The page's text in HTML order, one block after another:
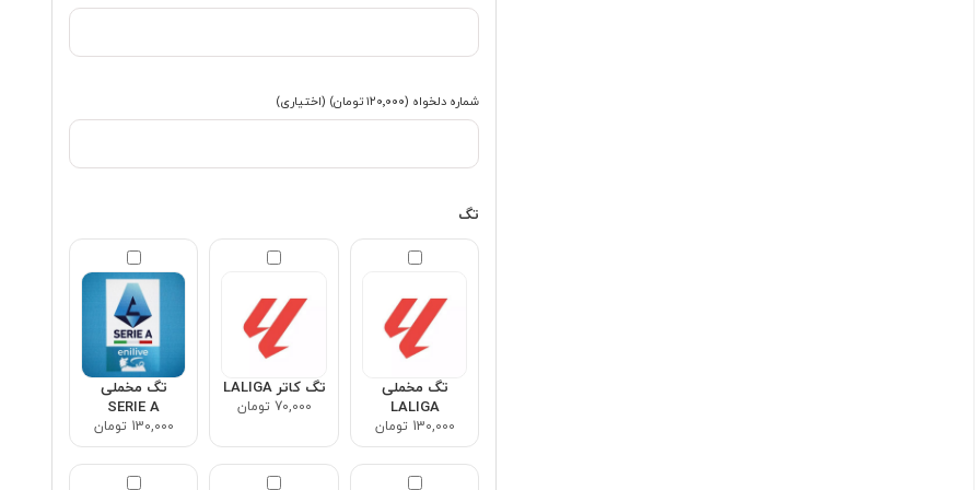
شماره دلخواه (۱۲۰٬۰۰۰ تومان) (اختیاری)
تگ
تگ مخملی
LALIGA
130,000 تومان
تگ کاتر LALIGA
70,000 تومان
تگ مخملی
SERIE A
130,000 تومان